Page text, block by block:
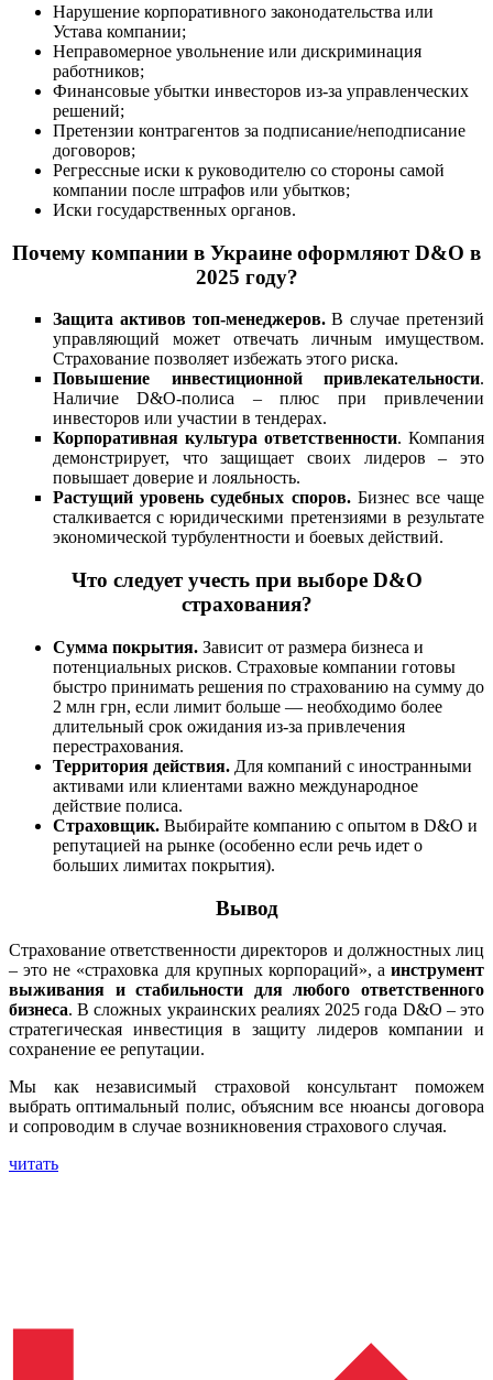
Нарушение корпоративного законодательства или
Устава компании;
Неправомерное увольнение или дискриминация
работников;
Финансовые убытки инвесторов из-за управленческих
решений;
Претензии контрагентов за подписание/неподписание
договоров;
Регрессные иски к руководителю со стороны самой
компании после штрафов или убытков;
Иски государственных органов.
Почему компании в Украине оформляют D&O в
2025 году?
Защита активов топ-менеджеров.В случае претензий
управляющий может отвечать личным имуществом.
Страхование позволяет избежать этого риска.
Повышение инвестиционной привлекательности.
Наличие D&O-полиса – плюс при привлечении
инвесторов или участии в тендерах.
Корпоративная культура ответственности. Компания
демонстрирует, что защищает своих лидеров – это
повышает доверие и лояльность.
Растущий уровень судебных споров.Бизнес все чаще
сталкивается с юридическими претензиями в результате
экономической турбулентности и боевых действий.
Что следует учесть при выборе D&O
страхования?
Сумма покрытия. Зависит от размера бизнеса и
потенциальных рисков. Страховые компании готовы
быстро принимать решения по страхованию на сумму до
2 млн грн, если лимит больше — необходимо более
длительный срок ожидания из-за привлечения
перестрахования.
Территория действия. Для компаний с иностранными
активами или клиентами важно международное
действие полиса.
Страховщик. Выбирайте компанию с опытом в D&O и
репутацией на рынке (особенно если речь идет о
больших лимитах покрытия).
Вывод
Страхование ответственности директоров и должностных лиц
– это не «страховка для крупных корпораций», а инструмент
выживания и стабильности для любого ответственного
бизнеса. В сложных украинских реалиях 2025 года D&O – это
стратегическая инвестиция в защиту лидеров компании и
сохранение ее репутации.
Мы как независимый страховой консультант поможем
выбрать оптимальный полис, объясним все нюансы договора
и сопроводим в случае возникновения страхового случая.
читать